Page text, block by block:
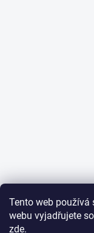
Tento web
webu vyjadřujete
zde.